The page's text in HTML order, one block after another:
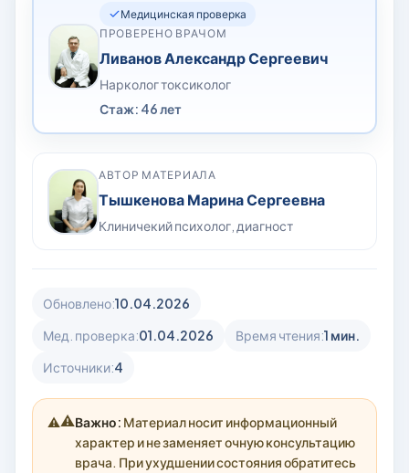
Медицинская проверка
ПРОВЕРЕНО ВРАЧОМ
Ливанов Александр Сергеевич
Нарколог токсиколог
Стаж: 46 лет
АВТОР МАТЕРИАЛА
Тышкенова Марина Сергеевна
Клиничекий психолог, диагност
Обновлено:10.04.2026
Мед. проверка:01.04.2026 Время чтения:1 мин.
Источники:4
⚠️Важно: Материал носит информационный
характер и не заменяет очную консультацию
врача. При ухудшении состояния обратитесь